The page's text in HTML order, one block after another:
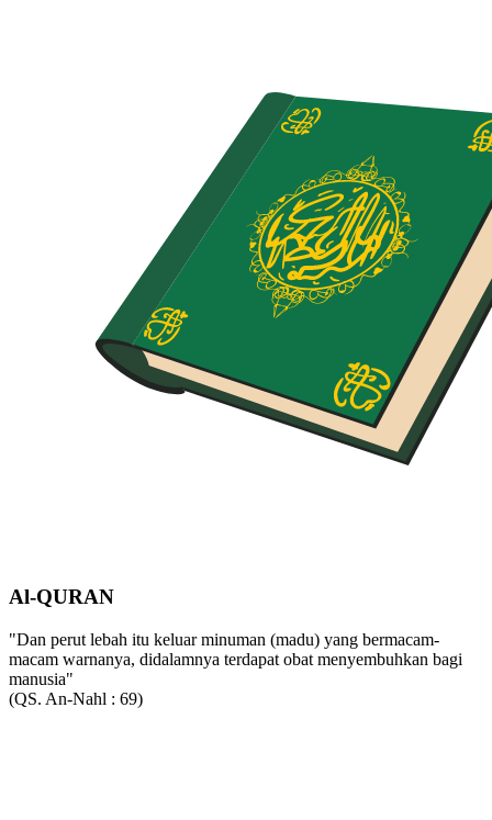
Al-QURAN
"Dan perut lebah itu keluar minuman (madu) yang bermacam-
macam warnanya, didalamnya terdapat obat menyembuhkan bagi
manusia"
(QS. An-Nahl : 69)